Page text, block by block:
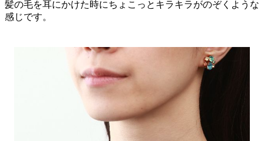
髪の毛を耳にかけた時にちょこっとキラキラがのぞくような
感じです。